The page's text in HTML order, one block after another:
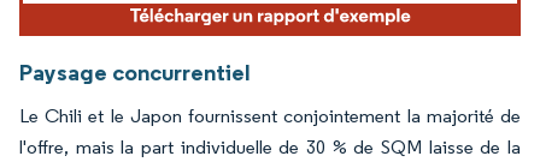
Paysage concurrentiel
Le Chili et le Japon fournissent conjointement la majorité de
l'offre, mais la part individuelle de 30 % de SQM laisse de la